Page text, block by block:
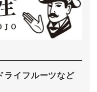
ライフルーツなど